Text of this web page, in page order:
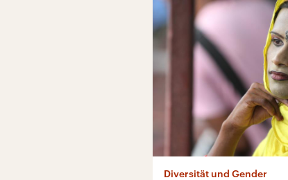
Diversität und Gender